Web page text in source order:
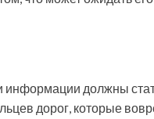
информации должны
дорог, которые